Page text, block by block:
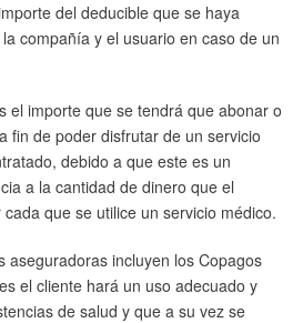
del deducible que se haya
compañía y el usuario en caso de un
el importe que se tendrá que abonar o
fin de poder disfrutar de un servicio
debido a que este es un
a la cantidad de dinero que el
que se utilice un servicio médico.
aseguradoras incluyen los Copagos
el cliente hará un uso adecuado y
de salud y que a su vez se